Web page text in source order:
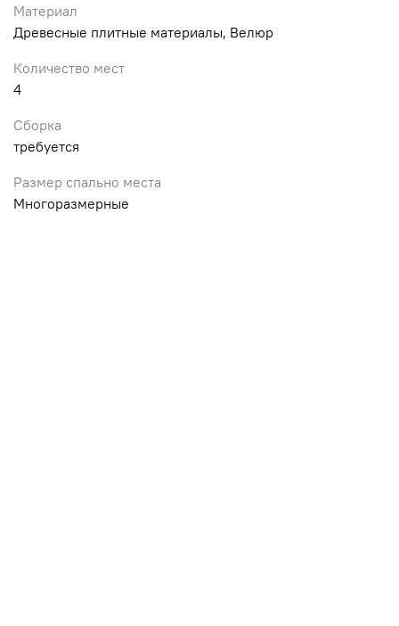
Материал
Древесные плитные материалы, Велюр
Количество мест
4
Сборка
требуется
Размер спально места
Многоразмерные